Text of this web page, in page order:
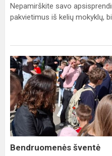
Nepamirškite savo
pakvietimus iš kelių mokyklų,
Bendruomenės
šventė
Bendruomenės šventė